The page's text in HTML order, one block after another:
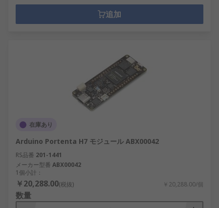
追加
在庫あり
Arduino Portenta H7 モジュール ABX00042
RS品番 201-1441
メーカー型番 ABX00042
1個小計：
￥20,288.00(税抜) ￥20,288.00/個
数量